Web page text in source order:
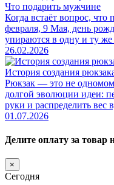
Что подарить мужчине
Когда встаёт вопрос,
февраля, 9 Мая, день
упираются в одну и ту же
26.02.2026
История создания
Рюкзак — это не
долгой эволюции идеи:
руки и распределить вес
01.07.2026
Делите оплату за товар
×
Сегодня